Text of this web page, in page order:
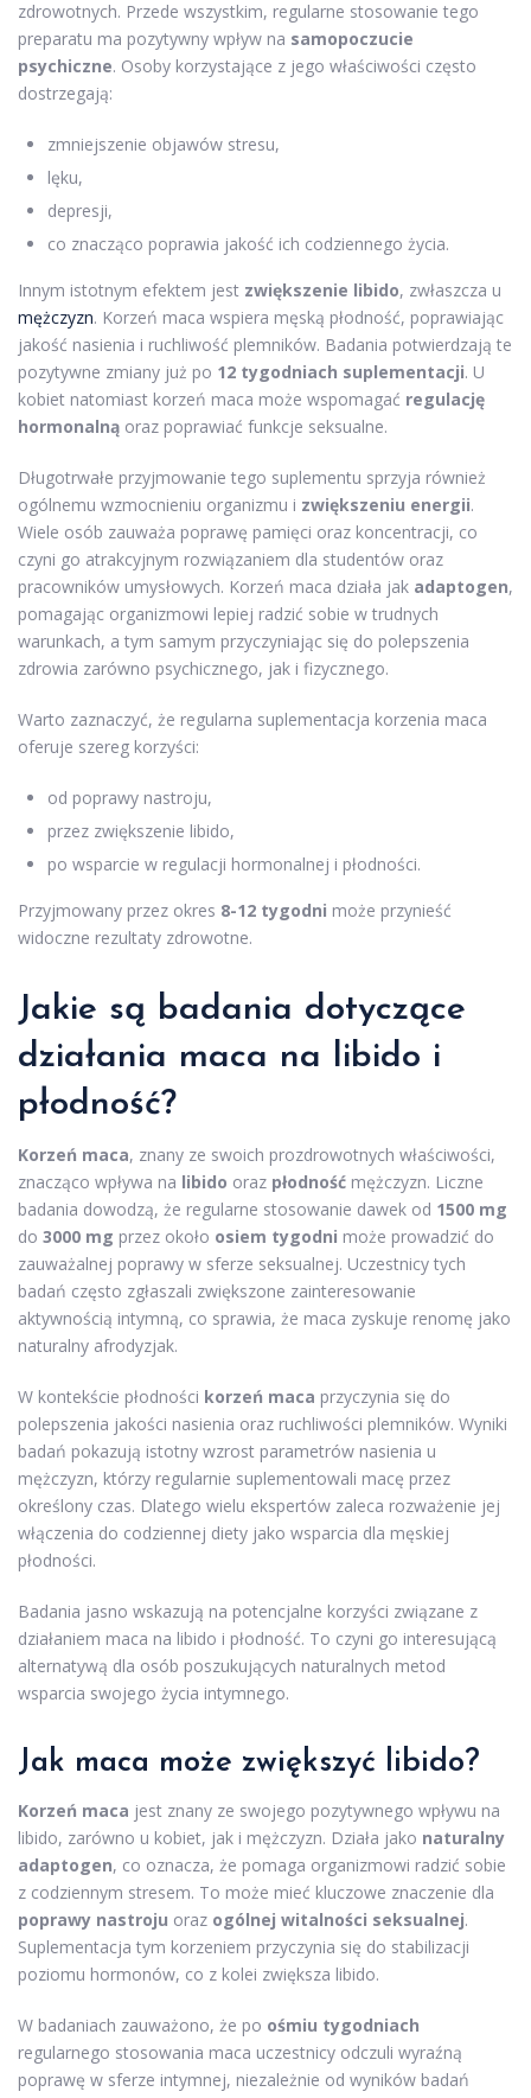
zdrowotnych. Przede wszystkim, regularne stosowanie tego
preparatu ma pozytywny wpływ na samopoczucie
psychiczne. Osoby korzystające z jego właściwości często
dostrzegają:
zmniejszenie objawów stresu,
lęku,
depresji,
co znacząco poprawia jakość ich codziennego życia.
Innym istotnym efektem jest zwiększenie libido, zwłaszcza u
mężczyzn. Korzeń maca wspiera męską płodność, poprawiając
jakość nasienia i ruchliwość plemników. Badania potwierdzają te
pozytywne zmiany już po 12 tygodniach suplementacji. U
kobiet natomiast korzeń maca może wspomagać regulację
hormonalną oraz poprawiać funkcje seksualne.
Długotrwałe przyjmowanie tego suplementu sprzyja również
ogólnemu wzmocnieniu organizmu i zwiększeniu energii.
Wiele osób zauważa poprawę pamięci oraz koncentracji, co
czyni go atrakcyjnym rozwiązaniem dla studentów oraz
pracowników umysłowych. Korzeń maca działa jak adaptogen,
pomagając organizmowi lepiej radzić sobie w trudnych
warunkach, a tym samym przyczyniając się do polepszenia
zdrowia zarówno psychicznego, jak i fizycznego.
Warto zaznaczyć, że regularna suplementacja korzenia maca
oferuje szereg korzyści:
od poprawy nastroju,
przez zwiększenie libido,
po wsparcie w regulacji hormonalnej i płodności.
Przyjmowany przez okres 8-12 tygodni może przynieść
widoczne rezultaty zdrowotne.
Jakie są badania dotyczące
działania maca na libido i
płodność?
Korzeń maca, znany ze swoich prozdrowotnych właściwości,
znacząco wpływa na libido oraz płodność mężczyzn. Liczne
badania dowodzą, że regularne stosowanie dawek od 1500 mg
do 3000 mg przez około osiem tygodni może prowadzić do
zauważalnej poprawy w sferze seksualnej. Uczestnicy tych
badań często zgłaszali zwiększone zainteresowanie
aktywnością intymną, co sprawia, że maca zyskuje renomę jako
naturalny afrodyzjak.
W kontekście płodności korzeń maca przyczynia się do
polepszenia jakości nasienia oraz ruchliwości plemników. Wyniki
badań pokazują istotny wzrost parametrów nasienia u
mężczyzn, którzy regularnie suplementowali macę przez
określony czas. Dlatego wielu ekspertów zaleca rozważenie jej
włączenia do codziennej diety jako wsparcia dla męskiej
płodności.
Badania jasno wskazują na potencjalne korzyści związane z
działaniem maca na libido i płodność. To czyni go interesującą
alternatywą dla osób poszukujących naturalnych metod
wsparcia swojego życia intymnego.
Jak maca może zwiększyć libido?
Korzeń maca jest znany ze swojego pozytywnego wpływu na
libido, zarówno u kobiet, jak i mężczyzn. Działa jako naturalny
adaptogen, co oznacza, że pomaga organizmowi radzić sobie
z codziennym stresem. To może mieć kluczowe znaczenie dla
poprawy nastroju oraz ogólnej witalności seksualnej.
Suplementacja tym korzeniem przyczynia się do stabilizacji
poziomu hormonów, co z kolei zwiększa libido.
W badaniach zauważono, że po ośmiu tygodniach
regularnego stosowania maca uczestnicy odczuli wyraźną
poprawę w sferze intymnej, niezależnie od wyników badań